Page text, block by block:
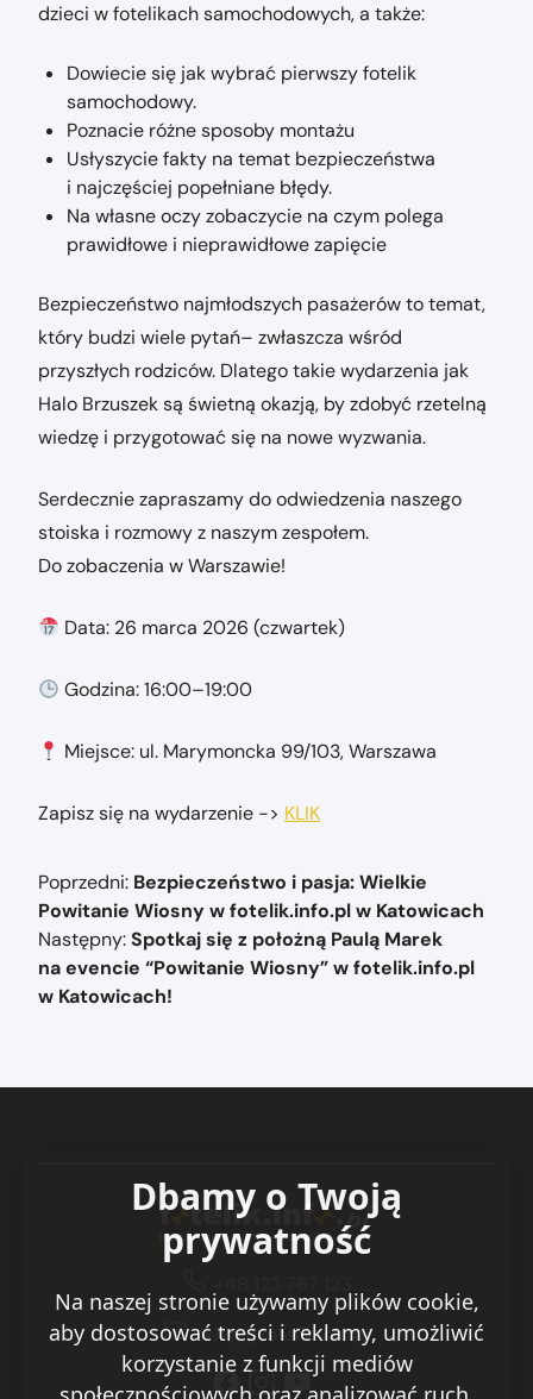
dzieci w fotelikach samochodowych, a także:
Dowiecie się jak wybrać pierwszy fotelik
samochodowy.
Poznacie różne sposoby montażu
Usłyszycie fakty na temat bezpieczeństwa
i najczęściej popełniane błędy.
Na własne oczy zobaczycie na czym polega
prawidłowe i nieprawidłowe zapięcie
Bezpieczeństwo najmłodszych pasażerów to temat,
który budzi wiele pytań– zwłaszcza wśród
przyszłych rodziców. Dlatego takie wydarzenia jak
Halo Brzuszek są świetną okazją, by zdobyć rzetelną
wiedzę i przygotować się na nowe wyzwania.
Serdecznie zapraszamy do odwiedzenia naszego
stoiska i rozmowy z naszym zespołem.
Do zobaczenia w Warszawie!
Data: 26 marca 2026 (czwartek)
Godzina: 16:00–19:00
Miejsce: ul. Marymoncka 99/103, Warszawa
Zapisz się na wydarzenie -> KLIK
Nawigacja
wpisu
Poprzedni: Bezpieczeństwo i pasja: Wielkie
Powitanie Wiosny w fotelik.info.pl w Katowicach
Następny:Spotkaj się z położną Paulą Marek
na evencie “Powitanie Wiosny” w fotelik.info.pl
w Katowicach!
sklep@fotelik.info.pl
Dbamy o Twoją
prywatność
Na naszej stronie używamy plików cookie,
aby dostosować treści i reklamy, umożliwić
korzystanie z funkcji mediów